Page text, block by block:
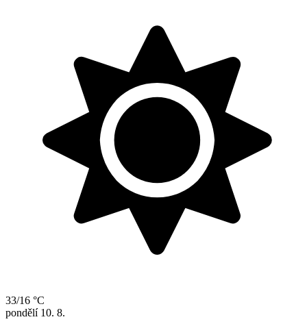
33/16 °C
pondělí 10. 8.